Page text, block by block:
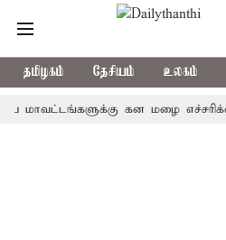
தமிழகம் தேசியம் உலகம்
கன மழை எச்சரிக்கை